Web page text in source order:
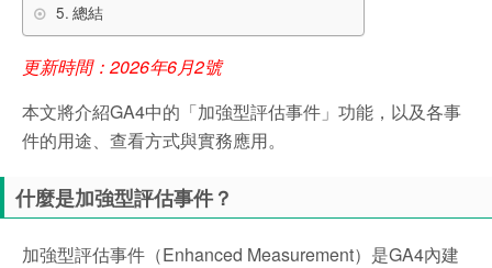
總結
更新時間：2026年6月2號
本文將介紹GA4中的「加強型評估事件」功能，以及各事
件的用途、查看方式與實務應用。
什麼是加強型評估事件？
加強型評估事件（Enhanced Measurement）是GA4內建